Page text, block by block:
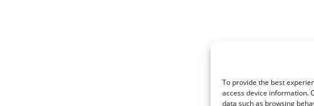
To provide the best
access device information.
data such as browsing